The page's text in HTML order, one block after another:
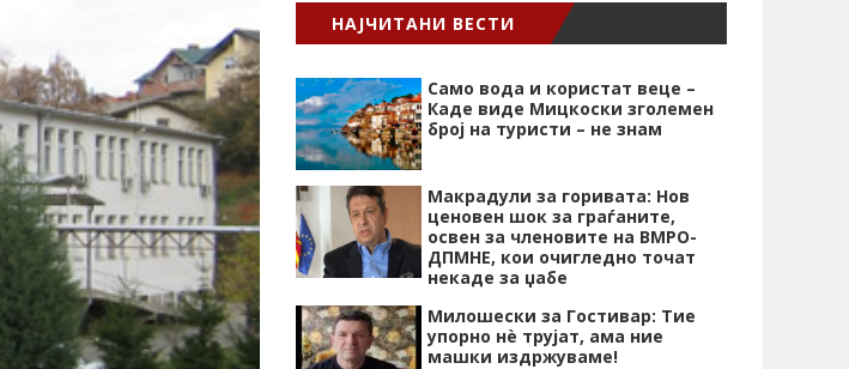
НАЈЧИТАНИ ВЕСТИ
Само вода и користат веце –
Каде виде Мицкоски зголемен
број на туристи – не знам
Макрадули за горивата: Нов
ценовен шок за граѓаните,
освен за членовите на ВМРО-
ДПМНЕ, кои очигледно точат
некаде за џабе
Милошески за Гостивар: Тие
упорно нѐ трујат, ама ние
машки издржуваме!